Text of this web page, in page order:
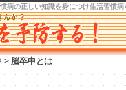
病の正しい知識を身につけ生活習慣病
> 脳卒中とは